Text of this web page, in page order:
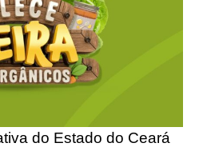
do Estado do Ceará